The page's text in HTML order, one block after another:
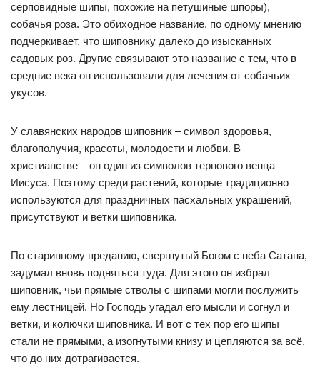
серповидные шипы, похожие на петушиные шпоры),
собачья роза. Это обиходное название, по одному мнению
подчеркивает, что шиповнику далеко до изысканных
садовых роз. Другие связывают это название с тем, что в
средние века он использовали для лечения от собачьих
укусов.
У славянских народов шиповник – символ здоровья,
благополучия, красоты, молодости и любви. В
христианстве – он один из символов тернового венца
Иисуса. Поэтому среди растений, которые традиционно
используются для праздничных пасхальных украшений,
присутствуют и ветки шиповника.
По старинному преданию, свергнутый Богом с неба Сатана,
задумал вновь подняться туда. Для этого он избрал
шиповник, чьи прямые стволы с шипами могли послужить
ему лестницей. Но Господь угадал его мысли и согнул и
ветки, и колючки шиповника. И вот с тех пор его шипы
стали не прямыми, а изогнутыми книзу и цепляются за всё,
что до них дотрагивается.